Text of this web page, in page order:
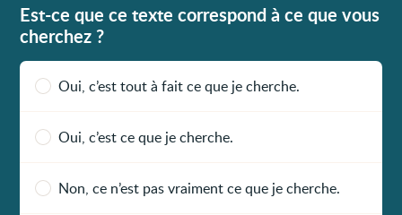
Est-ce que ce texte correspond à ce que vous
cherchez ?
Oui, c’est tout à fait ce que je cherche.
Oui, c’est ce que je cherche.
Non, ce n’est pas vraiment ce que je cherche.